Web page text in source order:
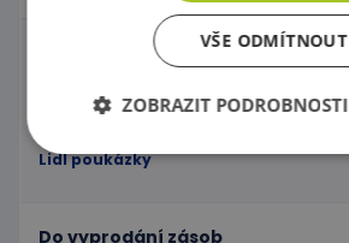
Elektronika
Lidl poukázky
Do vyprodání zásob
VŠE ODMÍTNOUT
ZOBRAZIT PODROBNOSTI
Soubory cílení